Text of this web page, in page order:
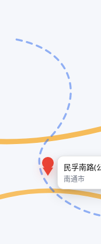
民孚南路(
南通市